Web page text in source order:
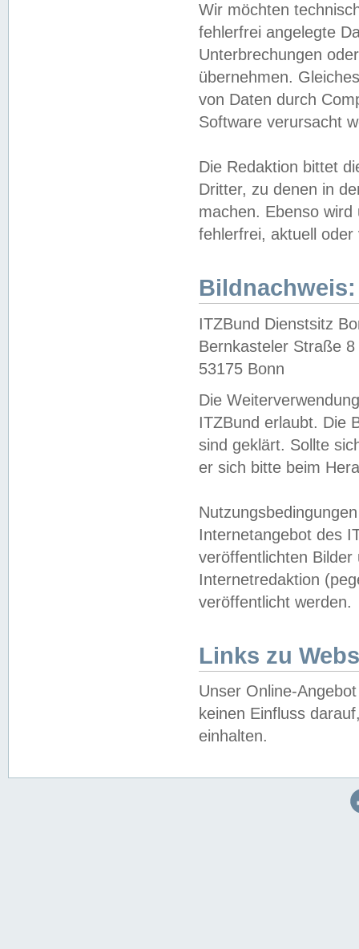
Wir möchten
fehlerfrei angelegte
Unterbrechungen
übernehmen.
von Daten durch
Software verursacht
Die Redaktion bittet
Dritter, zu denen in
machen. Ebenso
fehlerfrei, aktuell oder
Bildnachweis:
ITZBund Dienstsitz
Bernkasteler Straße 8
53175 Bonn
Die
ITZBund erlaubt. Die
sind geklärt. Sollte
er sich bitte beim
Internetangebot des
veröffentlichten
Internetredaktion
veröffentlicht werden.
Links zu
Unser Online-
keinen Einfluss
einhalten.